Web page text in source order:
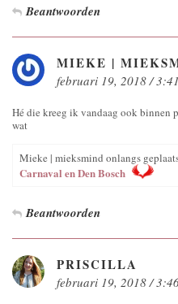
Beantwoorden
MIEKE |
februari 19, 2018 /
Hé die kreeg ik vandaag ook binnen
wat
Mieke | mieksmind onlangs
Carnaval en Den Bosch
Beantwoorden
PRISCILLA
februari 19, 2018 /